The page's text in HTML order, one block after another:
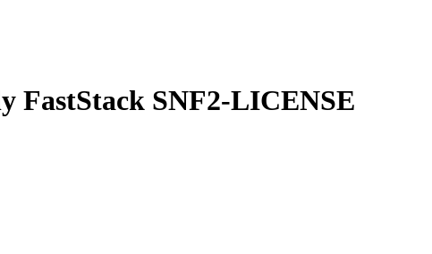
FastStack SNF2-LICENSE